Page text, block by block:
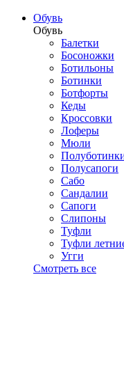
Обувь
Обувь
Балетки
Босоножки
Ботильоны
Ботинки
Ботфорты
Кеды
Кроссовки
Лоферы
Мюли
Полусапоги
Сабо
Сандалии
Сапоги
Слипоны
Туфли
Туфли
Угги
Смотреть все